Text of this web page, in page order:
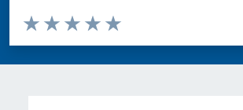
Valuta da 1 a 5 stelle la pagina
Valuta 5 stelle su 5
Valuta 4 stelle su 5
Valuta 3 stelle su 5
Valuta 2 stelle su 5
Valuta 1 stelle su 5